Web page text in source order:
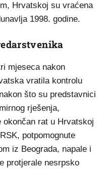
Hrvatskoj su vraćena
1998. godine.
mjeseca nakon
vratila kontrolu
što su predstavnici
rješenja,
okončan rat u Hrvatskoj
potpomognute
iz Beograda, napale i
protjerale nesrpsko